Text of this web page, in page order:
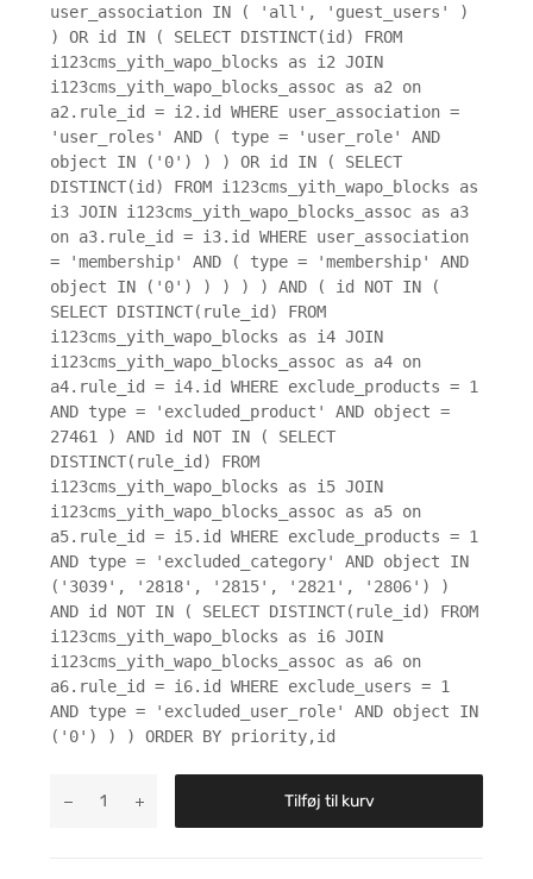
user_association IN ( 'all', 'guest_users' )
) OR id IN ( SELECT DISTINCT(id) FROM
i123cms_yith_wapo_blocks as i2 JOIN
i123cms_yith_wapo_blocks_assoc as a2 on
a2.rule_id = i2.id WHERE user_association =
'user_roles' AND ( type = 'user_role' AND
object IN ('0') ) ) OR id IN ( SELECT
DISTINCT(id) FROM i123cms_yith_wapo_blocks as
i3 JOIN i123cms_yith_wapo_blocks_assoc as a3
on a3.rule_id = i3.id WHERE user_association
= 'membership' AND ( type = 'membership' AND
object IN ('0') ) ) ) ) AND ( id NOT IN (
SELECT DISTINCT(rule_id) FROM
i123cms_yith_wapo_blocks as i4 JOIN
i123cms_yith_wapo_blocks_assoc as a4 on
a4.rule_id = i4.id WHERE exclude_products = 1
AND type = 'excluded_product' AND object =
27461 ) AND id NOT IN ( SELECT
DISTINCT(rule_id) FROM
i123cms_yith_wapo_blocks as i5 JOIN
i123cms_yith_wapo_blocks_assoc as a5 on
a5.rule_id = i5.id WHERE exclude_products = 1
AND type = 'excluded_category' AND object IN
('3039', '2818', '2815', '2821', '2806') )
AND id NOT IN ( SELECT DISTINCT(rule_id) FROM
i123cms_yith_wapo_blocks as i6 JOIN
i123cms_yith_wapo_blocks_assoc as a6 on
a6.rule_id = i6.id WHERE exclude_users = 1
AND type = 'excluded_user_role' AND object IN
('0') ) ) ORDER BY priority,id
Tilføj til kurv